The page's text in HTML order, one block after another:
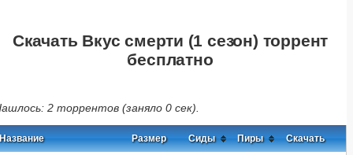
Скачать Вкус смерти (1 сезон) торрент
бесплатно
2 торрентов (заняло 0 сек).
Название Размер Сиды Пиры Скачать